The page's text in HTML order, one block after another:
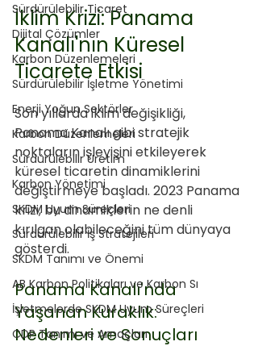
Sürdürülebilir Ticaret
Dijital Çözümler
Karbon Düzenlemeleri
Sürdürülebilir İşletme Yönetimi
Enerji Yoğun Sektörler
Karbon Düzenlemeleri
Sürdürülebilir Üretim
Karbon Yönetimi
SKDM Uyum Süreçleri
Sürdürülebilir İş Stratejileri
SKDM Tanımı ve Önemi
AB Karbon Politikaları ve Karbon Sı
İşletmelerde SKDM Uyum Süreçleri
CDP Tanımı ve Amaçları
İklim Krizi: Panama
Kanalı'nın Küresel
Ticarete Etkisi
Son yıllarda iklim değişikliği,
Panama Kanalı gibi stratejik
noktaların işleyişini etkileyerek
küresel ticaretin dinamiklerini
değiştirmeye başladı. 2023 Panama
krizi, bu dinamiklerin ne denli
kırılgan olabileceğini tüm dünyaya
gösterdi.
Panama Kanalı'nda
Yaşanan Kuraklık:
Nedenleri ve Sonuçları